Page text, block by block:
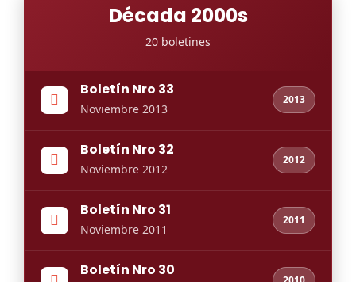
Década 2000s
20 boletines
Boletín Nro 33
Noviembre 2013
2013
Boletín Nro 32
Noviembre 2012
2012
Boletín Nro 31
Noviembre 2011
2011
Boletín Nro 30